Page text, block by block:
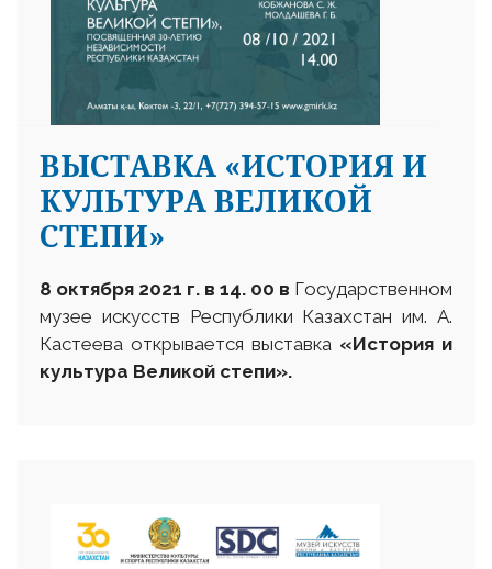
ВЫСТАВКА «ИСТОРИЯ И
КУЛЬТУРА ВЕЛИКОЙ
СТЕПИ»
8 октября 2021 г. в 14. 00 в Государственном
музее искусств Республики Казахстан им. А.
Кастеева открывается выставка «История и
культура Великой степи».